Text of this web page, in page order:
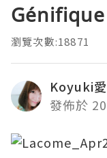
瀏覽次數:18871
Koyuki
發佈於